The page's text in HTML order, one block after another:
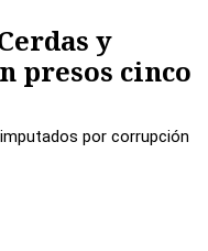
y
presos cinco
por corrupción